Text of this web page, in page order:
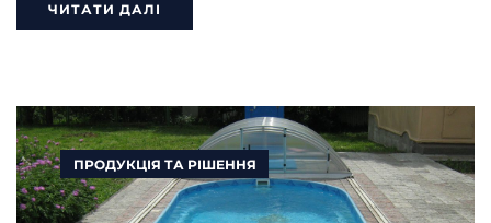
ЧИТАТИ ДАЛІ
ПРОДУКЦІЯ ТА РІШЕННЯ